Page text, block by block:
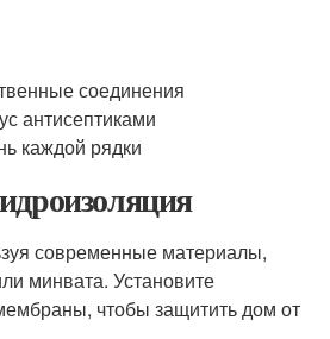
соединения
антисептиками
каждой рядки
современные материалы,
минвата. Установите
чтобы защитить дом от